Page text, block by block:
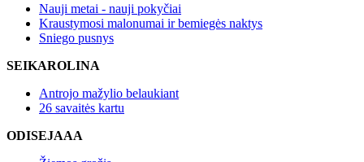
Nauji metai - nauji pokyčiai
Kraustymosi malonumai ir bemiegės naktys
Sniego pusnys
SEIKAROLINA
Antrojo mažylio belaukiant
26 savaitės kartu
ODISEJAAA